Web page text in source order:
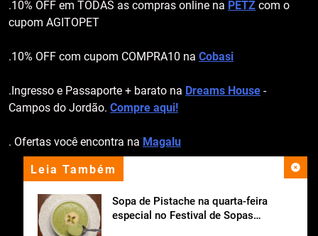
Leia Também
Sopa de Pistache na quarta-feira
especial no Festival de Sopas
.10% OFF em TODAS as compras online na PETZ com o
cupom AGITOPET
.10% OFF com cupom COMPRA10 na Cobasi
.Ingresso e Passaporte + barato na Dreams House -
Campos do Jordão. Compre aqui!
. Ofertas você encontra na Magalu
apoio institucional